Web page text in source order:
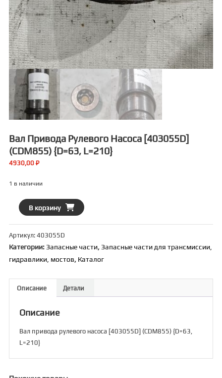
Вал Привода Рулевого Насоса [403055D]
(CDM855) {D=63, L=210}
4930,00 ₽
1 в наличии
Количество
товара
Вал
привода
рулевого
насоса
(CDM855)
В корзину
Артикул: 403055D
Категории: Запасные части, Запасные части для трансмиссии,
гидравлики, мостов, Каталог
Описание Детали
Описание
Вал привода рулевого насоса [403055D] (CDM855) {D=63,
L=210}